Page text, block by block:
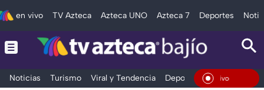
en vivo TV Azteca Azteca UNO Azteca 7 Deportes
Noticias Turismo Viral y Tendencia Deportes Espectáculos
En